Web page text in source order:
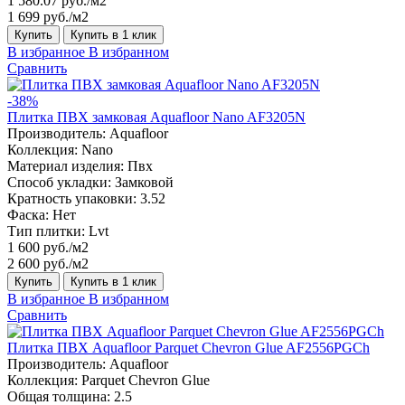
1 699 руб./м2
Купить Купить в 1 клик
В избранное В избранном
Сравнить
-38%
Плитка ПВХ замковая Aquafloor Nano AF3205N
Производитель: Aquafloor
Коллекция: Nano
Материал изделия: Пвх
Способ укладки: Замковой
Кратность упаковки: 3.52
Фаска: Нет
Тип плитки: Lvt
1 600 руб./м2
2 600 руб./м2
Купить Купить в 1 клик
В избранное В избранном
Сравнить
Плитка ПВХ Aquafloor Parquet Chevron Glue AF2556PGCh
Производитель: Aquafloor
Коллекция: Parquet Chevron Glue
Общая толщина: 2.5